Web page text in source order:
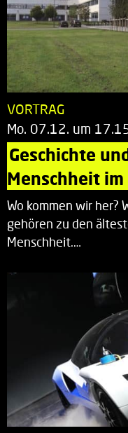
VORTRAG
Mo. 07.12. um
Geschichte
Menschheit im
Wo kommen wir her?
gehören zu den
Menschheit.…